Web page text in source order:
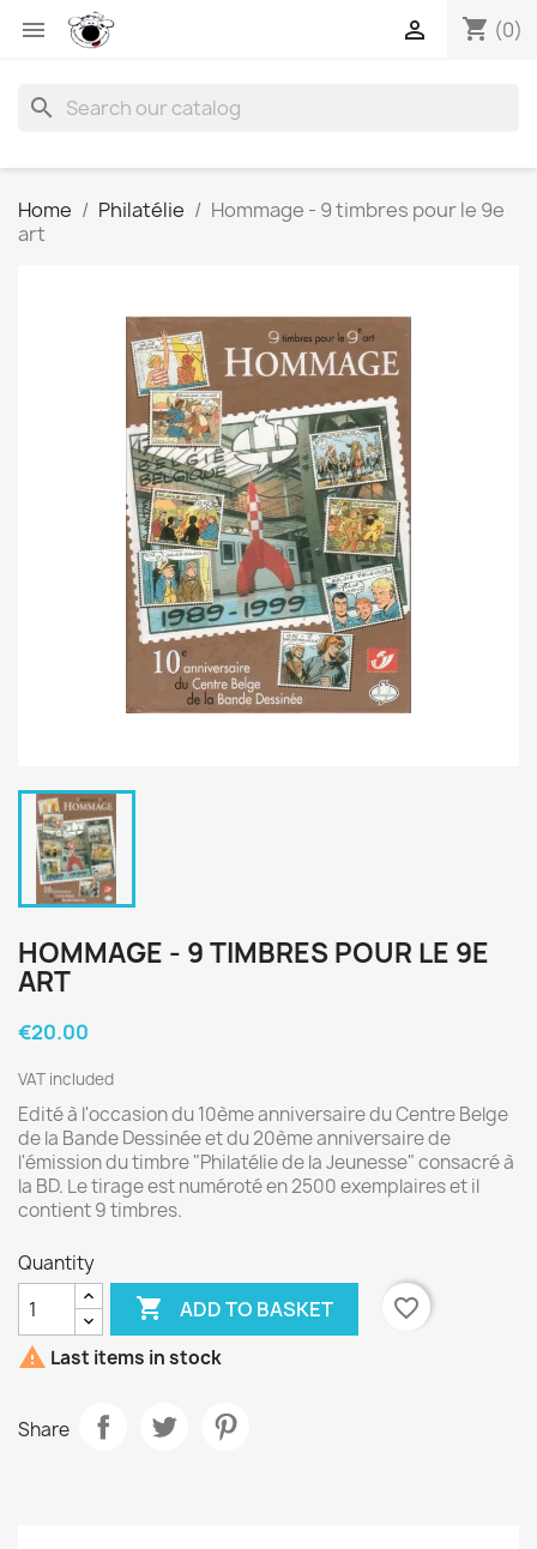
 shopping_cart (0)

search
Home Philatélie
Hommage - 9 timbres pour le 9e
art
HOMMAGE - 9 TIMBRES POUR LE 9E
ART
€20.00
VAT included
Edité à l'occasion du 10ème anniversaire du Centre Belge
de la Bande Dessinée et du 20ème anniversaire de
l'émission du timbre "Philatélie de la Jeunesse" consacré à
la BD. Le tirage est numéroté en 2500 exemplaires et il
contient 9 timbres.
Quantity
 ADD TO BASKET
favorite_border
 Last items in stock
Share